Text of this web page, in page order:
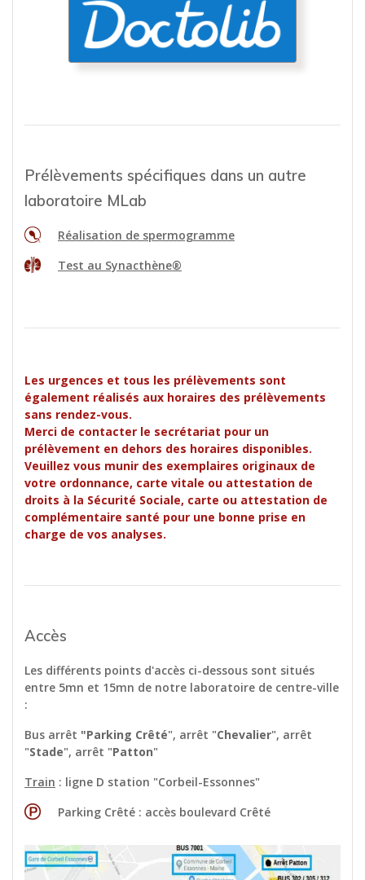
Prendre rendez-vous en ligne au
laboratoire de Corbeil-Essonnes
Prélèvements spécifiques dans un autre
laboratoire MLab
Réalisation de spermogramme
Test au Synacthène®
Les urgences et tous les prélèvements sont
également réalisés aux horaires des prélèvements
sans rendez-vous.
Merci de contacter le secrétariat pour un
prélèvement en dehors des horaires disponibles.
Veuillez vous munir des exemplaires originaux de
votre ordonnance, carte vitale ou attestation de
droits à la Sécurité Sociale, carte ou attestation de
complémentaire santé pour une bonne prise en
charge de vos analyses.
Accès
Les différents points d'accès ci-dessous sont situés
entre 5mn et 15mn de notre laboratoire de centre-ville
:
Bus arrêt "Parking Crêté", arrêt "Chevalier", arrêt
"Stade", arrêt "Patton"
Train : ligne D station "Corbeil-Essonnes"
Parking Crêté : accès boulevard Crêté